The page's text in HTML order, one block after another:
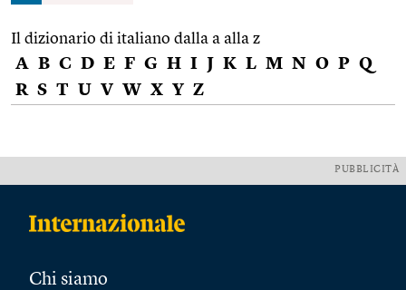
Il dizionario di italiano dalla a alla z
A B C D E F G H I J K L M N O P Q
R S T U V W X Y Z
PUBBLICITÀ
Chi siamo